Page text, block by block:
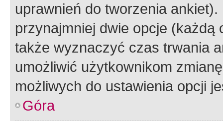
uprawnień do tworzenia
przynajmniej dwie opcje
także wyznaczyć czas trwania
umożliwić użytkownikom
możliwych do ustawienia opcji
Góra